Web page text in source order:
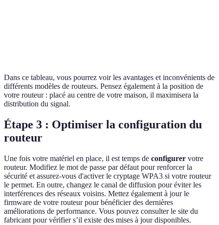
Dans ce tableau, vous pourrez voir les avantages et inconvénients de
différents modèles de routeurs. Pensez également à la position de
votre routeur : placé au centre de votre maison, il maximisera la
distribution du signal.
Étape 3 : Optimiser la configuration du
routeur
Une fois votre matériel en place, il est temps de configurer votre
routeur. Modifiez le mot de passe par défaut pour renforcer la
sécurité et assurez-vous d'activer le cryptage WPA3 si votre routeur
le permet. En outre, changez le canal de diffusion pour éviter les
interférences des réseaux voisins. Mettez également à jour le
firmware de votre routeur pour bénéficier des dernières
améliorations de performance. Vous pouvez consulter le site du
fabricant pour vérifier s’il existe des mises à jour disponibles.